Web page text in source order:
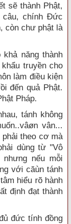
sẽ thành Phật,
câu, chính Đức
còn chư phật là
năng thành
truyền cho
làm điều kiện
đến quả Phật.
Pháp.
tánh không
vân...
theo cơ mà
dùng từ "Vô
nếu mỗi
với căùn tánh
hiểu rõ hành
định đạt thành
đức tính đồng